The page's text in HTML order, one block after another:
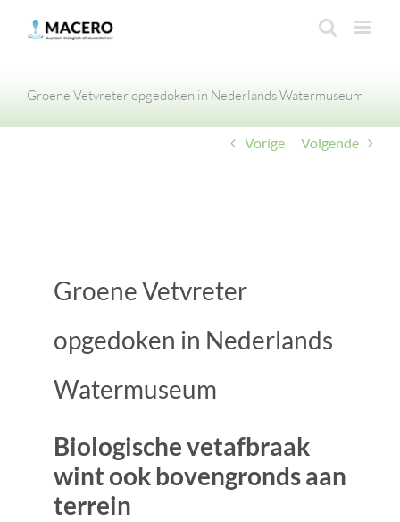
Groene Vetvreter opgedoken in Nederlands Watermuseum
Vorige Volgende
Groene Vetvreter
opgedoken in Nederlands
Watermuseum
Biologische vetafbraak
wint ook bovengronds aan
terrein